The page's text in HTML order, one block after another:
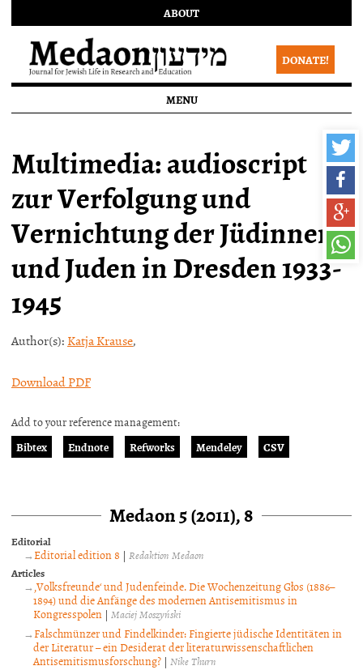
ABOUT
DONATE!
MENU
Multimedia: audioscript
zur Verfolgung und
Vernichtung der Jüdinnen
und Juden in Dresden 1933-
1945
Author(s): Katja Krause,
Download PDF
Add to your reference management:
Bibtex
Endnote Refworks Mendeley CSV
Medaon 5 (2011), 8
Editorial
Editorial edition 8 |Redaktion Medaon
Articles
‚Volksfreunde‘ und Judenfeinde. Die Wochenzeitung Głos (1886–
1894) und die Anfänge des modernen Antisemitismus in
Kongresspolen | Maciej Moszyński
Falschmünzer und Findelkinder: Fingierte jüdische Identitäten in
der Literatur – ein Desiderat der literaturwissenschaftlichen
Antisemitismusforschung? | Nike Thurn